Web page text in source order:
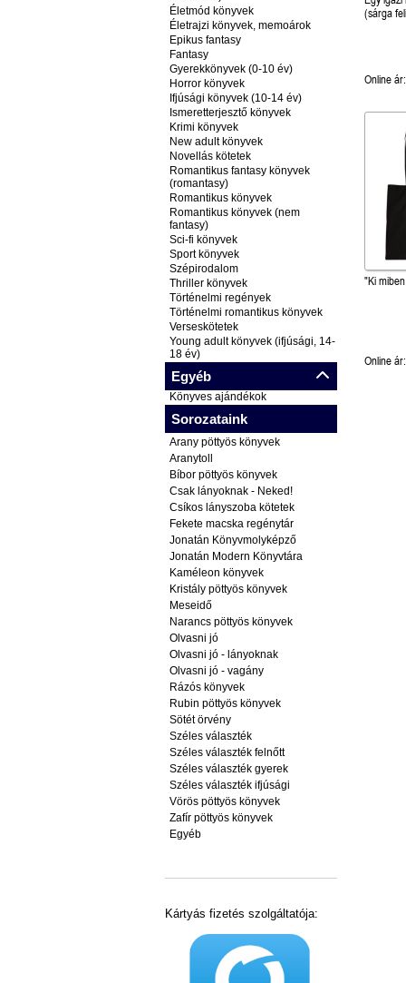
Életmód könyvek
Életrajzi könyvek, memoárok
Epikus fantasy
Fantasy
Gyerekkönyvek (0-10 év)
Horror könyvek
Ifjúsági könyvek (10-14 év)
Ismeretterjesztő könyvek
Krimi könyvek
New adult könyvek
Novellás kötetek
Romantikus fantasy könyvek
(romantasy)
Romantikus könyvek
Romantikus könyvek (nem
fantasy)
Sci-fi könyvek
Sport könyvek
Szépirodalom
Thriller könyvek
Történelmi regények
Történelmi romantikus könyvek
Verseskötetek
Young adult könyvek (ifjúsági, 14-
18 év)
Egyéb
Könyves ajándékok
Sorozataink
Arany pöttyös könyvek
Aranytoll
Bíbor pöttyös könyvek
Csak lányoknak - Neked!
Csíkos lányszoba kötetek
Fekete macska regénytár
Jonatán Könyvmolyképző
Jonatán Modern Könyvtára
Kaméleon könyvek
Kristály pöttyös könyvek
Meseidő
Narancs pöttyös könyvek
Olvasni jó
Olvasni jó - lányoknak
Olvasni jó - vagány
Rázós könyvek
Rubin pöttyös könyvek
Sötét örvény
Széles választék
Széles választék felnőtt
Széles választék gyerek
Széles választék ifjúsági
Vörös pöttyös könyvek
Zafír pöttyös könyvek
Egyéb
Kártyás fizetés szolgáltatója:
(sárga
Online ár:
"Ki
Online ár: